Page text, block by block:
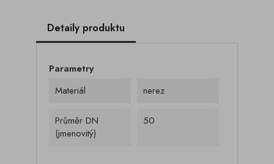
Detaily produktu
Parametry
Materiál
nerez
Průměr DN
(jmenovitý)
50